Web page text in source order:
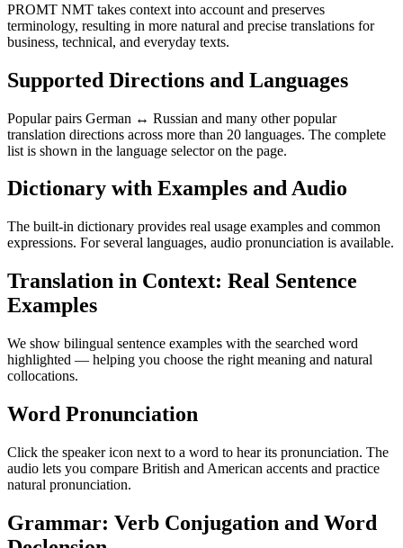
PROMT NMT takes context into account and preserves
terminology, resulting in more natural and precise translations for
business, technical, and everyday texts.
Supported Directions and Languages
Popular pairs German ↔ Russian and many other popular
translation directions across more than 20 languages. The complete
list is shown in the language selector on the page.
Dictionary with Examples and Audio
The built-in dictionary provides real usage examples and common
expressions. For several languages, audio pronunciation is available.
Translation in Context: Real Sentence
Examples
We show bilingual sentence examples with the searched word
highlighted — helping you choose the right meaning and natural
collocations.
Word Pronunciation
Click the speaker icon next to a word to hear its pronunciation. The
audio lets you compare British and American accents and practice
natural pronunciation.
Grammar: Verb Conjugation and Word